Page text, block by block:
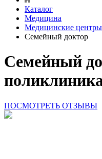
Каталог
Медицина
Медицинские центры
Семейный доктор
Семейный
ПОСМОТРЕТЬ ОТЗЫВЫ